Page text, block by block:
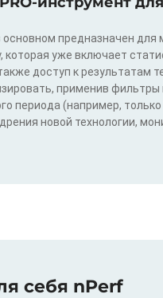
предназначен для
уже включает
доступ к результатам
применив фильтры
периода (например,
новой технологии,
себя nPerf